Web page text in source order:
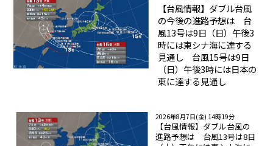
【台風情報】ダブル台風
の今後の進路予想は 台
風13号は9日（日）午後3
時には東シナ海に達する
見通し 台風15号は9日
（日）午後3時には日本の
東に達する見通し
2026年8月7日(金) 14時19分
【台風情報】ダブル台風の
進路予想は 台風13号は8日